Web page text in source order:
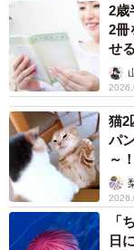
2歳
2冊
せ
猫2
パ
～
「
日